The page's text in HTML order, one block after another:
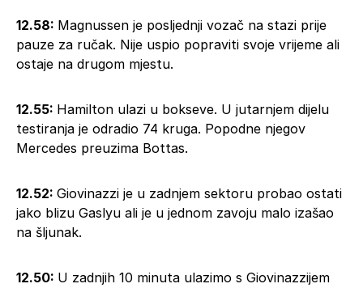
12.58: Magnussen je posljednji vozač na stazi prije
pauze za ručak. Nije uspio popraviti svoje vrijeme ali
ostaje na drugom mjestu.
12.55: Hamilton ulazi u bokseve. U jutarnjem dijelu
testiranja je odradio 74 kruga. Popodne njegov
Mercedes preuzima Bottas.
12.52: Giovinazzi je u zadnjem sektoru probao ostati
jako blizu Gaslyu ali je u jednom zavoju malo izašao
na šljunak.
12.50: U zadnjih 10 minuta ulazimo s Giovinazzijem